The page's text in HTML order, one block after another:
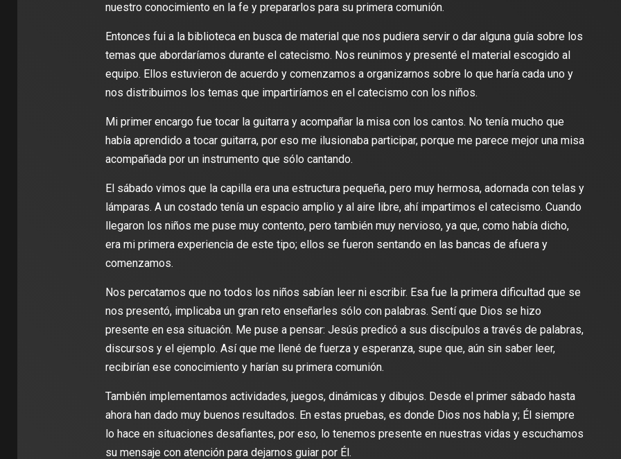
nuestro conocimiento en la fe y prepararlos para su primera comunión.
Entonces fui a la biblioteca en busca de material que nos pudiera servir o dar alguna guía sobre los
temas que abordaríamos durante el catecismo. Nos reunimos y presenté el material escogido al
equipo. Ellos estuvieron de acuerdo y comenzamos a organizarnos sobre lo que haría cada uno y
nos distribuimos los temas que impartiríamos en el catecismo con los niños.
Mi primer encargo fue tocar la guitarra y acompañar la misa con los cantos. No tenía mucho que
había aprendido a tocar guitarra, por eso me ilusionaba participar, porque me parece mejor una misa
acompañada por un instrumento que sólo cantando.
El sábado vimos que la capilla era una estructura pequeña, pero muy hermosa, adornada con telas y
lámparas. A un costado tenía un espacio amplio y al aire libre, ahí impartimos el catecismo. Cuando
llegaron los niños me puse muy contento, pero también muy nervioso, ya que, como había dicho,
era mi primera experiencia de este tipo; ellos se fueron sentando en las bancas de afuera y
comenzamos.
Nos percatamos que no todos los niños sabían leer ni escribir. Esa fue la primera dificultad que se
nos presentó, implicaba un gran reto enseñarles sólo con palabras. Sentí que Dios se hizo
presente en esa situación. Me puse a pensar: Jesús predicó a sus discípulos a través de palabras,
discursos y el ejemplo. Así que me llené de fuerza y esperanza, supe que, aún sin saber leer,
recibirían ese conocimiento y harían su primera comunión.
También implementamos actividades, juegos, dinámicas y dibujos. Desde el primer sábado hasta
ahora han dado muy buenos resultados. En estas pruebas, es donde Dios nos habla y; Él siempre
lo hace en situaciones desafiantes, por eso, lo tenemos presente en nuestras vidas y escuchamos
su mensaje con atención para dejarnos guiar por Él.